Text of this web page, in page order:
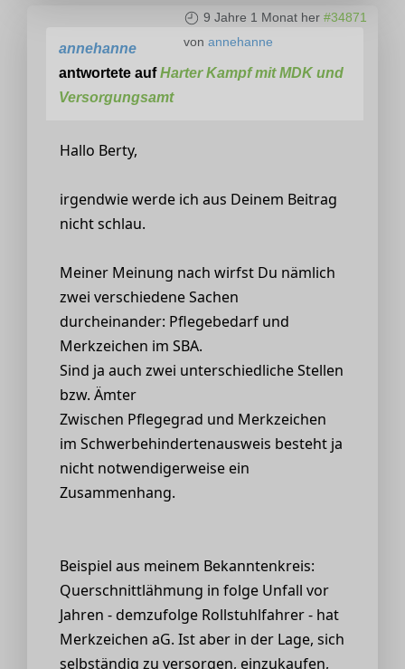
9 Jahre 1 Monat her #34871
von annehanne
annehanne
antwortete aufHarter Kampf mit MDK und
Versorgungsamt
Hallo Berty,
irgendwie werde ich aus Deinem Beitrag
nicht schlau.
Meiner Meinung nach wirfst Du nämlich
zwei verschiedene Sachen
durcheinander: Pflegebedarf und
Merkzeichen im SBA.
Sind ja auch zwei unterschiedliche Stellen
bzw. Ämter
Zwischen Pflegegrad und Merkzeichen
im Schwerbehindertenausweis besteht ja
nicht notwendigerweise ein
Zusammenhang.
Beispiel aus meinem Bekanntenkreis:
Querschnittlähmung in folge Unfall vor
Jahren - demzufolge Rollstuhlfahrer - hat
Merkzeichen aG. Ist aber in der Lage, sich
selbständig zu versorgen, einzukaufen,